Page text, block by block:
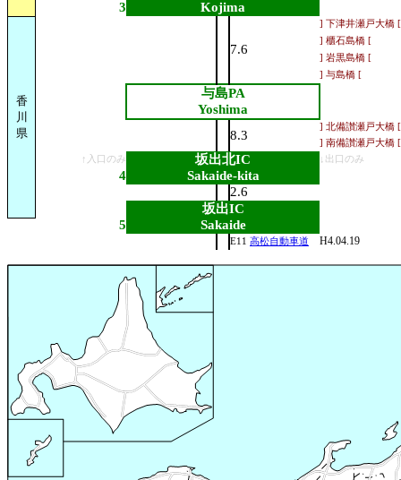
3
Kojima
香
川
県
] 下津井瀬戸大橋 [
7.6
] 櫃石島橋 [
] 岩黒島橋 [
] 与島橋 [
与島PA
Yoshima
8.3
] 北備讃瀬戸大橋 [
] 南備讃瀬戸大橋 [
↑入口のみ
坂出北IC ↓出口のみ
4
Sakaide-kita
2.6
坂出IC
5
Sakaide
E11 高松自動車道 H4.04.19